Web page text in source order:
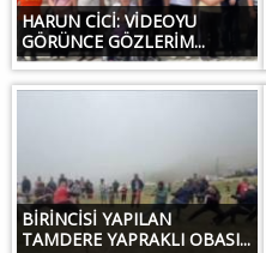
HARUN CİCİ: VİDEOYU
GÖRÜNCE GÖZLERİM...
BİRİNCİSİ YAPILAN
TAMDERE YAPRAKLI OBASI...